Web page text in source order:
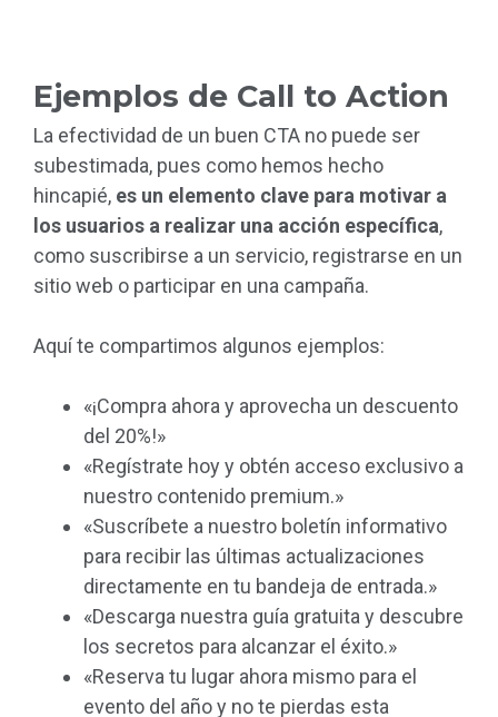
Ejemplos de Call to Action
La efectividad de un buen CTA no puede ser
subestimada, pues como hemos hecho
hincapié, es un elemento clave para motivar a
los usuarios a realizar una acción específica,
como suscribirse a un servicio, registrarse en un
sitio web o participar en una campaña.
Aquí te compartimos algunos ejemplos:
«¡Compra ahora y aprovecha un descuento
del 20%!»
«Regístrate hoy y obtén acceso exclusivo a
nuestro contenido premium.»
«Suscríbete a nuestro boletín informativo
para recibir las últimas actualizaciones
directamente en tu bandeja de entrada.»
«Descarga nuestra guía gratuita y descubre
los secretos para alcanzar el éxito.»
«Reserva tu lugar ahora mismo para el
evento del año y no te pierdas esta